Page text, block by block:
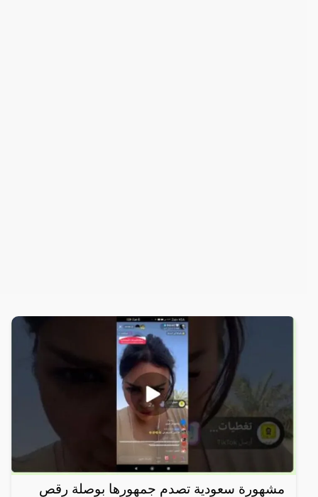
مشهورة سعودية تصدم جمهورها بوصلة رقص